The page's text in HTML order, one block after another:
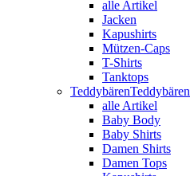
alle Artikel
Jacken
Kapushirts
Mützen-Caps
T-Shirts
Tanktops
TeddybärenTeddybären
alle Artikel
Baby Body
Baby Shirts
Damen Shirts
Damen Tops